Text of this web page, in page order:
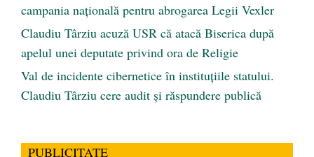
campania națională pentru abrogarea Legii Vexler
Claudiu Târziu acuză USR că atacă Biserica după
apelul unei deputate privind ora de Religie
Val de incidente cibernetice în instituțiile statului.
Claudiu Târziu cere audit și răspundere publică
PUBLICITATE